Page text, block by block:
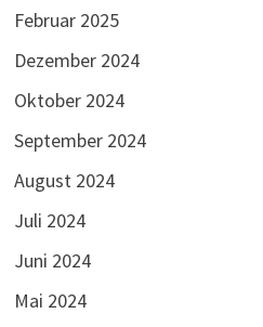
Februar 2025
Dezember 2024
Oktober 2024
September 2024
August 2024
Juli 2024
Juni 2024
Mai 2024